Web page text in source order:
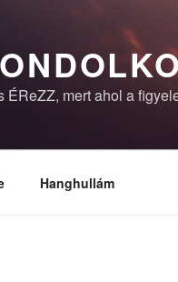
mert ahol a
Hanghullám